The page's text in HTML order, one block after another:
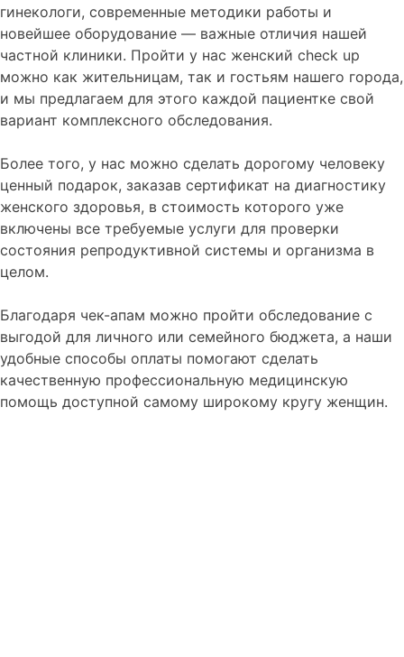
гинекологи, современные методики работы и
новейшее оборудование — важные отличия нашей
частной клиники. Пройти у нас женский check up
можно как жительницам, так и гостьям нашего города,
и мы предлагаем для этого каждой пациентке свой
вариант комплексного обследования.
Более того, у нас можно сделать дорогому человеку
ценный подарок, заказав сертификат на диагностику
женского здоровья, в стоимость которого уже
включены все требуемые услуги для проверки
состояния репродуктивной системы и организма в
целом.
Благодаря чек-апам можно пройти обследование с
выгодой для личного или семейного бюджета, а наши
удобные способы оплаты помогают сделать
качественную профессиональную медицинскую
помощь доступной самому широкому кругу женщин.